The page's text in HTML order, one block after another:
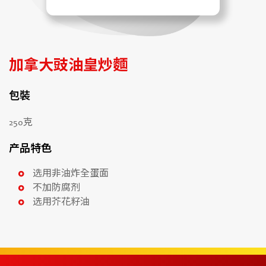
加拿大豉油皇炒麵
包裝
250克
产品特色
选用非油炸全蛋面
不加防腐剂
选用芥花籽油